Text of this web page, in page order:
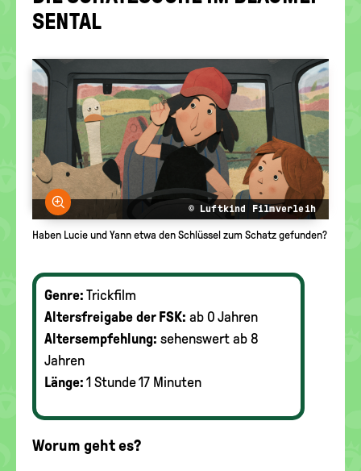
SEN­TAL
Bild vergrößern
© Luftkind Filmverleih
Haben Lucie und Yann etwa den Schlüssel zum Schatz gefunden?
Genre: Trickfilm
Altersfreigabe der FSK: ab 0 Jahren
Altersempfehlung: sehenswert ab 8
Jahren
Länge: 1 Stunde 17 Minuten
Worum geht es?